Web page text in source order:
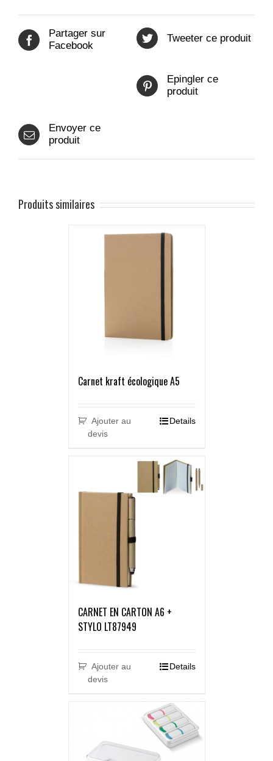
Partager sur
Facebook
Tweeter ce produit
Epingler ce
produit
Envoyer ce
produit
Produits similaires
Carnet kraft écologique A5
Ajouter au
devis
Details
CARNET EN CARTON A6 +
STYLO LT87949
Ajouter au
devis
Details